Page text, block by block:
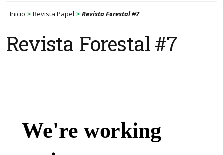
Industria
Ambiente
Inicio > Revista Papel > Revista Forestal #7
Revista Forestal #7